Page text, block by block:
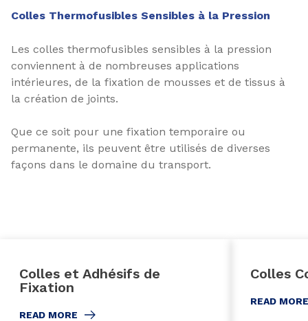
Colles Thermofusibles Sensibles à la Pression
Les colles thermofusibles sensibles à la pression
conviennent à de nombreuses applications
intérieures, de la fixation de mousses et de tissus à
la création de joints.
Que ce soit pour une fixation temporaire ou
permanente, ils peuvent être utilisés de diverses
façons dans le domaine du transport.
Colles et Adhésifs de
Fixation
READ MORE
Colles
READ MORE